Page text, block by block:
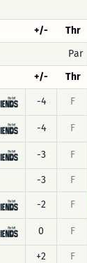
+/- Thr
Par
+/- Thr
-4 F
-4 F
-3 F
-3 F
-2 F
0 F
+2 F